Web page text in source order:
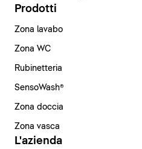
Prodotti
Zona lavabo
Zona WC
Rubinetteria
SensoWash®
Zona doccia
Zona vasca
L'azienda